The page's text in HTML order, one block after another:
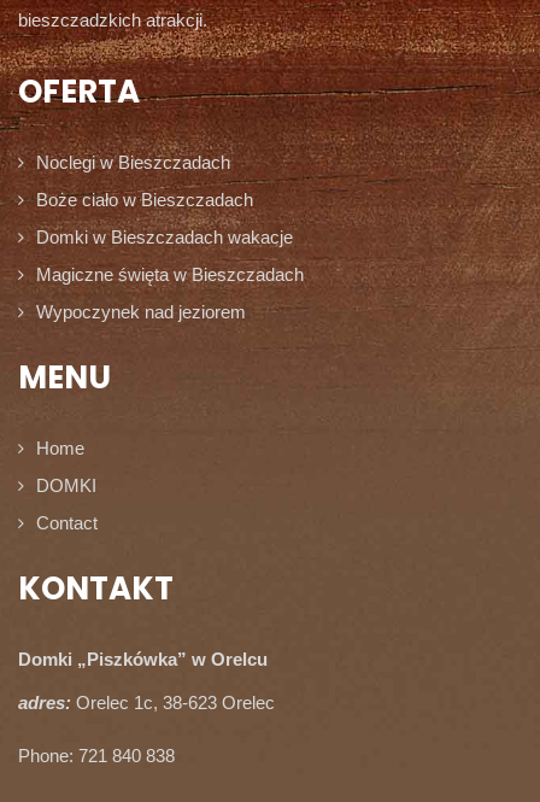
bieszczadzkich atrakcji.
OFERTA
Noclegi w Bieszczadach
Boże ciało w Bieszczadach
Domki w Bieszczadach wakacje
Magiczne święta w Bieszczadach
Wypoczynek nad jeziorem
MENU
Home
DOMKI
Contact
KONTAKT
Domki „Piszkówka” w Orelcu
adres: Orelec 1c, 38-623 Orelec
Phone: 721 840 838